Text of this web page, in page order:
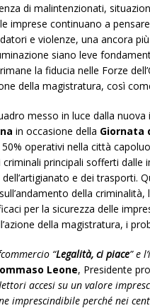
di malintenzionati,
imprese continuano a
e violenze, una ancora
siano leve
la fiducia nelle Forze
della magistratura, così
messo in luce dalla
in occasione della Giornata
operativi nella città
principali sofferti
e dei trasporti.
della
per la sicurezza delle
della magistratura, i
“Legalità, ci piace” e
Leone, Presidente
accesi su un valore
imprescindibile perché nei